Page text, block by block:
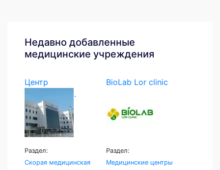
Недавно добавленные
медицинские учреждения
Центр
экстренной...
Раздел:
Скорая медицинская
BioLab Lor clinic
Раздел:
Медицинские центры